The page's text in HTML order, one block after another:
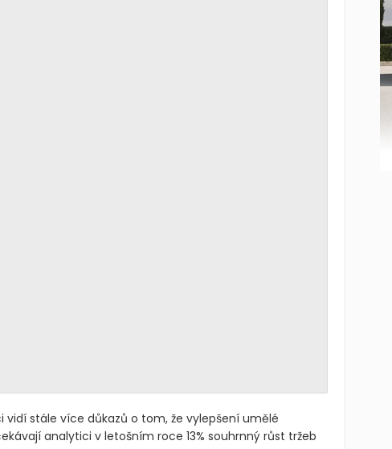
vidí stále více důkazů o tom, že vylepšení umělé
analytici v letošním roce 13% souhrnný růst tržeb